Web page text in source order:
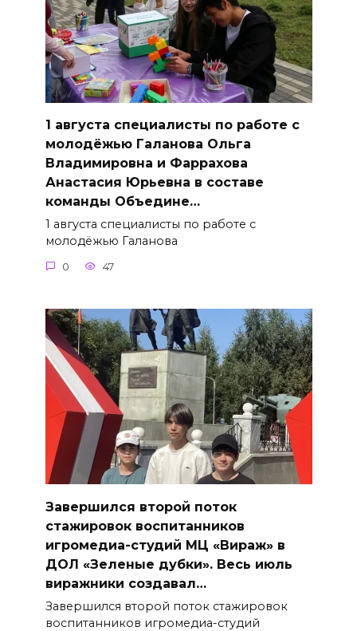
1 августа специалисты по работе с
молодёжью Галанова Ольга
Владимировна и Фаррахова
Анастасия Юрьевна в составе
команды Объедине…
1 августа специалисты по работе с
молодёжью Галанова
0 47
Завершился второй поток
стажировок воспитанников
игромедиа-студий МЦ «Вираж» в
ДОЛ «Зеленые дубки». Весь июль
виражники создавал…
Завершился второй поток стажировок
воспитанников игромедиа-студий